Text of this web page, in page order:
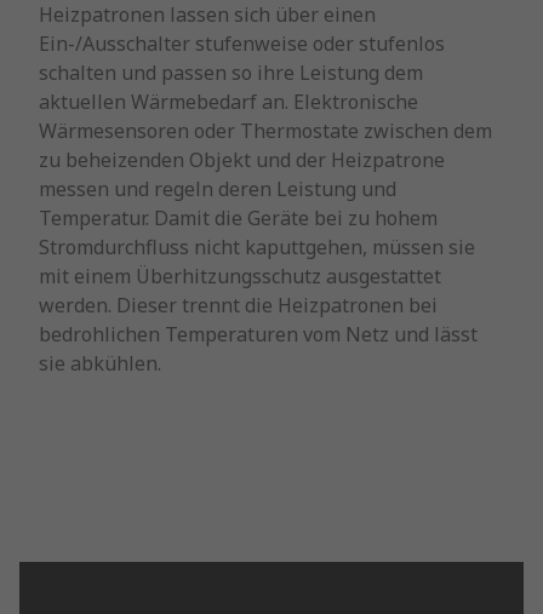
Heizpatronen lassen sich über einen
Ein-/Ausschalter stufenweise oder stufenlos
schalten und passen so ihre Leistung dem
aktuellen Wärmebedarf an. Elektronische
Wärmesensoren oder Thermostate zwischen dem
zu beheizenden Objekt und der Heizpatrone
messen und regeln deren Leistung und
Temperatur. Damit die Geräte bei zu hohem
Stromdurchfluss nicht kaputtgehen, müssen sie
mit einem Überhitzungsschutz ausgestattet
werden. Dieser trennt die Heizpatronen bei
bedrohlichen Temperaturen vom Netz und lässt
sie abkühlen.